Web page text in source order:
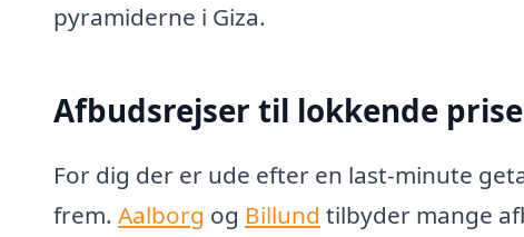
pyramiderne i Giza.
Afbudsrejser til lokkende
For dig der er ude efter en last-minute
frem. Aalborg og Billund tilbyder mange